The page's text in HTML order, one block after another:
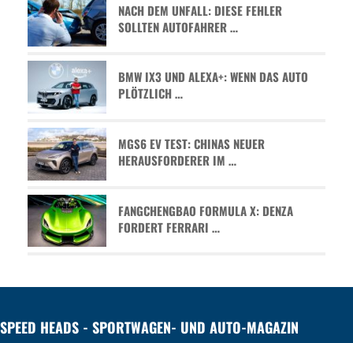
NACH DEM UNFALL: DIESE FEHLER
SOLLTEN AUTOFAHRER …
BMW IX3 UND ALEXA+: WENN DAS AUTO
PLÖTZLICH …
MGS6 EV TEST: CHINAS NEUER
HERAUSFORDERER IM …
FANGCHENGBAO FORMULA X: DENZA
FORDERT FERRARI …
SPEED HEADS - SPORTWAGEN- UND AUTO-MAGAZIN